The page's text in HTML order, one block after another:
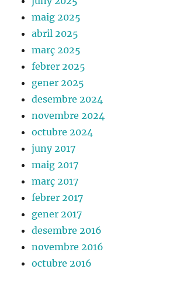
maig 2025
abril 2025
març 2025
febrer 2025
gener 2025
desembre 2024
novembre 2024
octubre 2024
juny 2017
maig 2017
març 2017
febrer 2017
gener 2017
desembre 2016
novembre 2016
octubre 2016